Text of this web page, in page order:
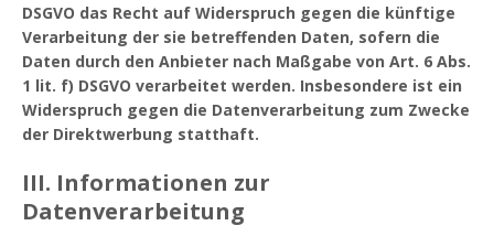
DSGVO das Recht auf Widerspruch gegen die künftige
Verarbeitung der sie betreffenden Daten, sofern die
Daten durch den Anbieter nach Maßgabe von Art. 6 Abs.
1 lit. f) DSGVO verarbeitet werden. Insbesondere ist ein
Widerspruch gegen die Datenverarbeitung zum Zwecke
der Direktwerbung statthaft.
III. Informationen zur
Datenverarbeitung